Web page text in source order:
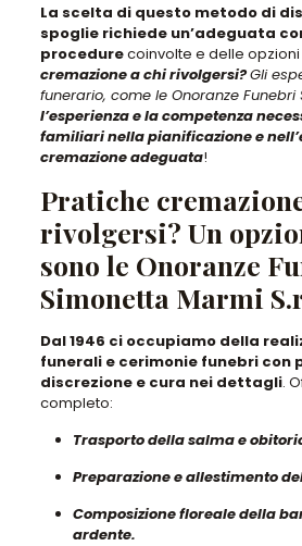
La scelta di questo metodo di
spoglie richiede un’adeguata
procedurecoinvolte e delle opzioni
cremazione a chi rivolgersi?Gli
funerario, come le Onoranze
l’esperienza e la competenza
familiari nella pianificazione e
cremazione adeguata!
Pratiche
rivolgersi? Un
sono le Onoranze
Simonetta Marmi
Dal 1946 ci occupiamo della
funerali e cerimonie funebri con
discrezione e cura nei dettagli.
completo:
Trasporto della salma e
Preparazione e allestimento
Composizione floreale della
ardente.